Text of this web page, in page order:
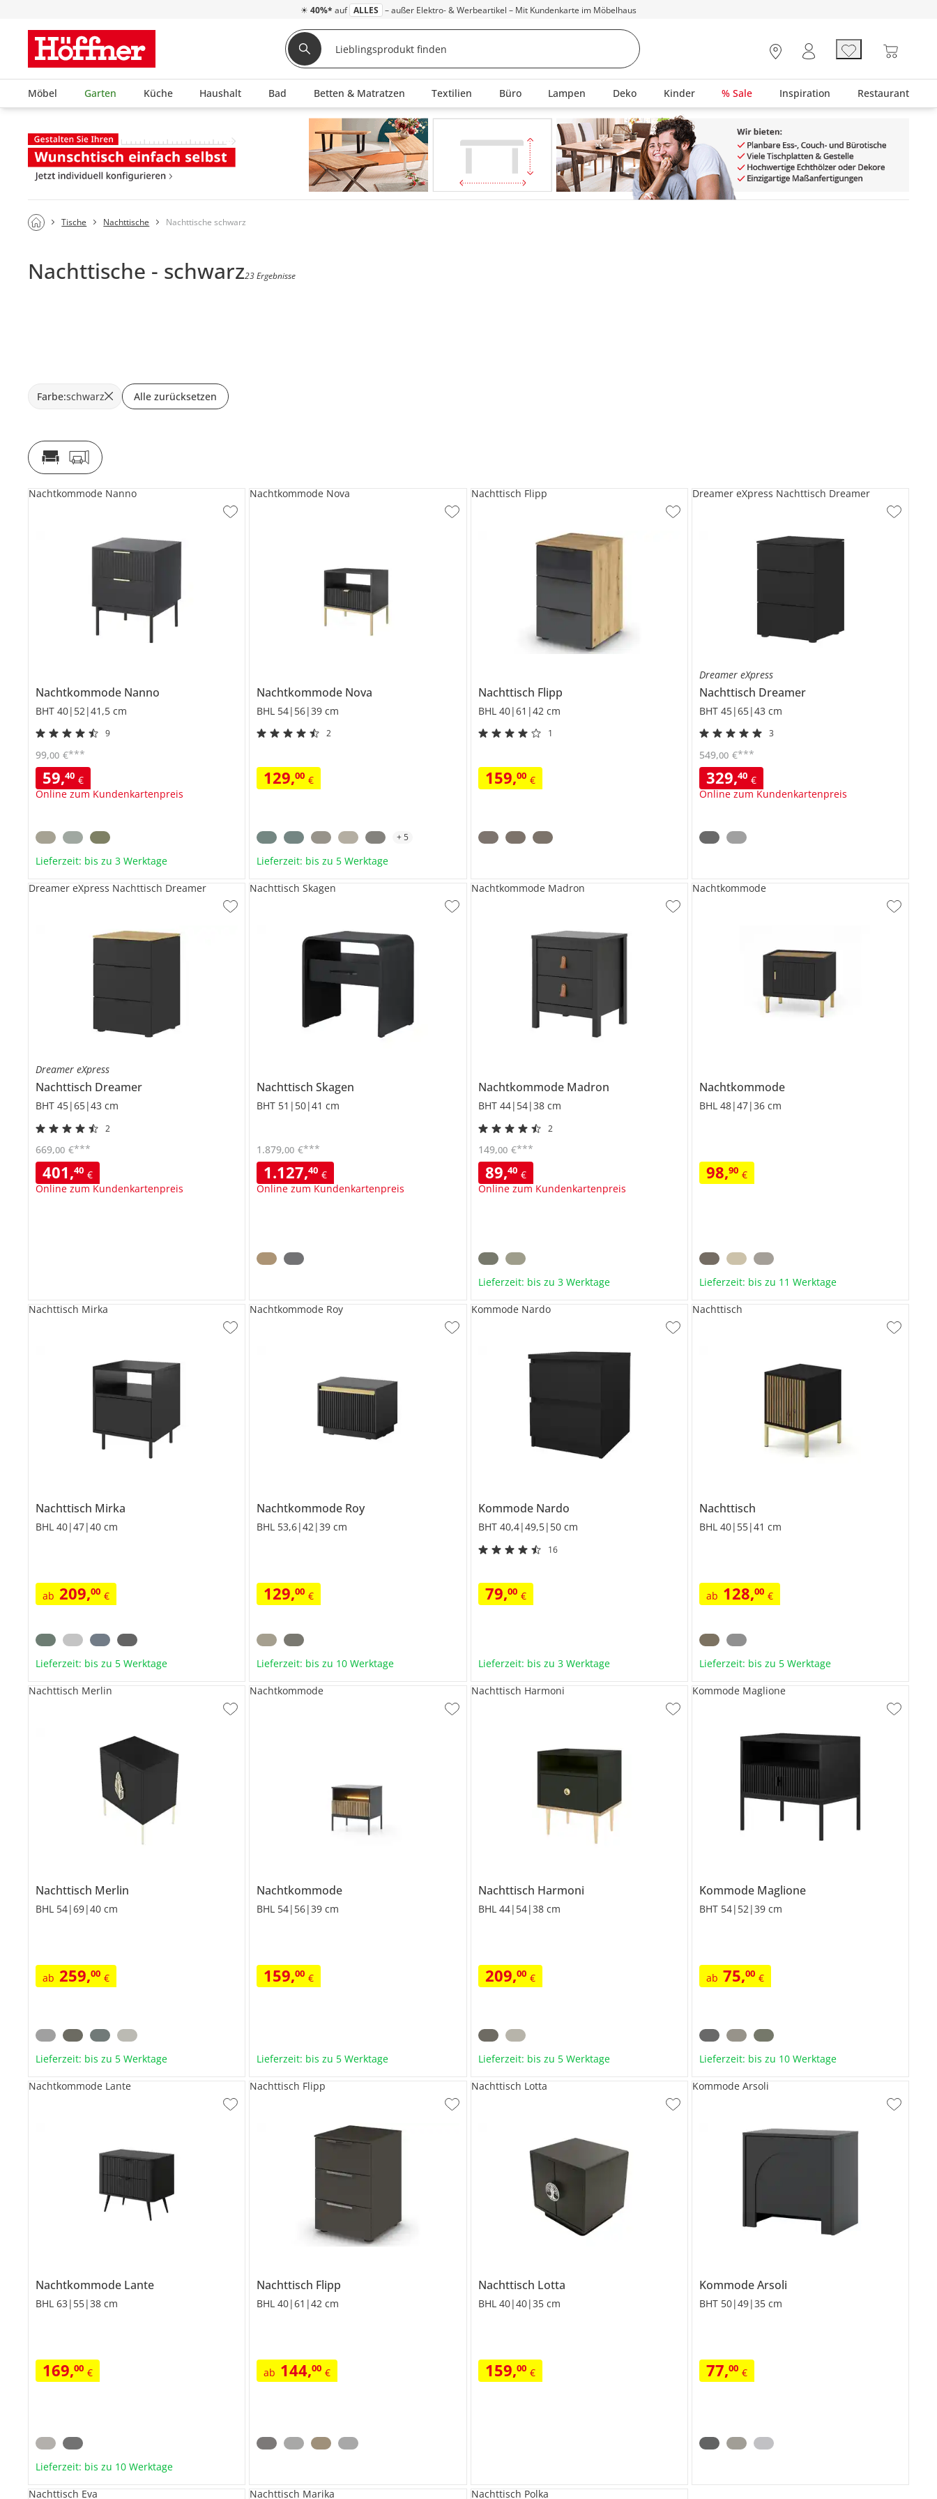
☀ 40%* auf ALLES – außer Elektro- & Werbeartikel – Mit Kundenkarte im Möbelhaus
Möbel Garten Küche Haushalt Bad Betten & Matratzen Textilien Büro Lampen Deko Kinder % Sale Inspiration Restaurant
Tische Nachttische Nachttische schwarz
Nachttische - schwarz23 Ergebnisse
Farbe:schwarz Alle zurücksetzen
Nachtkommode Nanno
BHT 40|52|41,5 cm
9
59,40 €
Online zum Kundenkartenpreis
99,00 €***
Nachtkommode Nanno
Lieferzeit: bis zu 3 Werktage
Nachtkommode Nova
BHL 54|56|39 cm
2
129,00 €
Nachtkommode Nova
+5
Lieferzeit: bis zu 5 Werktage
Nachttisch Flipp
BHL 40|61|42 cm
1
159,00 €
Nachttisch Flipp
Dreamer eXpress
Nachttisch Dreamer
BHT 45|65|43 cm
3
329,40 €
Online zum Kundenkartenpreis
549,00 €***
Dreamer eXpress Nachttisch Dreamer
Dreamer eXpress
Nachttisch Dreamer
BHT 45|65|43 cm
2
401,40 €
Online zum Kundenkartenpreis
669,00 €***
Dreamer eXpress Nachttisch Dreamer
NachttischSkagen
BHT 51|50|41 cm
1.127,40 €
Online zum Kundenkartenpreis
1.879,00 €***
Nachttisch Skagen
Nachtkommode Madron
BHT 44|54|38 cm
2
89,40 €
Online zum Kundenkartenpreis
149,00 €***
Nachtkommode Madron
Lieferzeit: bis zu 3 Werktage
Nachtkommode
BHL 48|47|36 cm
98,90 €
Nachtkommode
Lieferzeit: bis zu 11 Werktage
Nachttisch Mirka
BHL 40|47|40 cm
ab 209,00 €
Nachttisch Mirka
Lieferzeit: bis zu 5 Werktage
Nachtkommode Roy
BHL 53,6|42|39 cm
129,00 €
Nachtkommode Roy
Lieferzeit: bis zu 10 Werktage
Kommode Nardo
BHT 40,4|49,5|50 cm
16
79,00 €
Kommode Nardo
Lieferzeit: bis zu 3 Werktage
Nachttisch
BHL 40|55|41 cm
ab 128,00 €
Nachttisch
Lieferzeit: bis zu 5 Werktage
Nachttisch Merlin
BHL 54|69|40 cm
ab 259,00 €
Nachttisch Merlin
Lieferzeit: bis zu 5 Werktage
Nachtkommode
BHL 54|56|39 cm
159,00 €
Nachtkommode
Lieferzeit: bis zu 5 Werktage
Nachttisch Harmoni
BHL 44|54|38 cm
209,00 €
Nachttisch Harmoni
Lieferzeit: bis zu 5 Werktage
Kommode Maglione
BHT 54|52|39 cm
ab 75,00 €
Kommode Maglione
Lieferzeit: bis zu 10 Werktage
Nachtkommode Lante
BHL 63|55|38 cm
169,00 €
Nachtkommode Lante
Lieferzeit: bis zu 10 Werktage
Nachttisch Flipp
BHL 40|61|42 cm
ab 144,00 €
Nachttisch Flipp
Nachttisch Lotta
BHL 40|40|35 cm
159,00 €
Nachttisch Lotta
KommodeArsoli
BHT 50|49|35 cm
77,00 €
Kommode Arsoli
Nachttisch Eva Nachttisch Marika Nachttisch Polka